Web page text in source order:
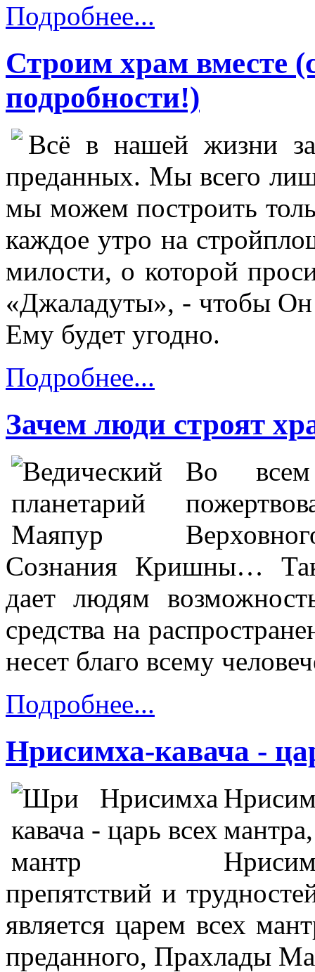
Подробнее...
Строим храм вместе
подробности!)
Всё в нашей жизни
преданных. Мы всего
мы можем построить
каждое утро на
милости, о которой
«Джаладуты», - чтобы Он
Ему будет угодно.
Подробнее...
Зачем люди строят
Во всем
Сознания Кришны…
дает людям
средства на
несет благо всему
Подробнее...
Нрисимха-кавача -
препятствий и
является царем всех
преданного, Прахлады